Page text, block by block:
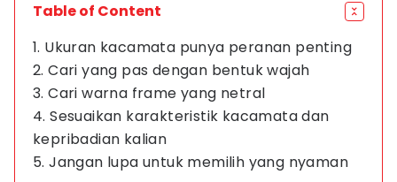
Table of Content
1. Ukuran kacamata punya peranan penting
2. Cari yang pas dengan bentuk wajah
3. Cari warna frame yang netral
4. Sesuaikan karakteristik kacamata dan
kepribadian kalian
5. Jangan lupa untuk memilih yang nyaman